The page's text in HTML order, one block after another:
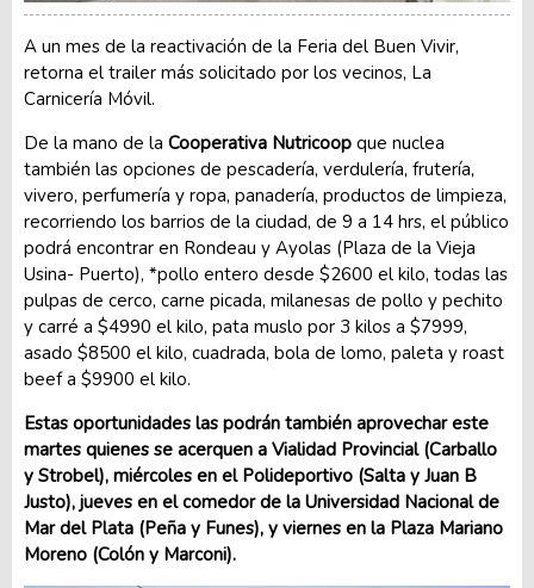
A un mes de la reactivación de la Feria del Buen Vivir,
retorna el trailer más solicitado por los vecinos, La
Carnicería Móvil.
De la mano de la Cooperativa Nutricoop que nuclea
también las opciones de pescadería, verdulería, frutería,
vivero, perfumería y ropa, panadería, productos de limpieza,
recorriendo los barrios de la ciudad, de 9 a 14 hrs, el público
podrá encontrar en Rondeau y Ayolas (Plaza de la Vieja
Usina- Puerto), *pollo entero desde $2600 el kilo, todas las
pulpas de cerco, carne picada, milanesas de pollo y pechito
y carré a $4990 el kilo, pata muslo por 3 kilos a $7999,
asado $8500 el kilo, cuadrada, bola de lomo, paleta y roast
beef a $9900 el kilo.
Estas oportunidades las podrán también aprovechar este
martes quienes se acerquen a Vialidad Provincial (Carballo
y Strobel), miércoles en el Polideportivo (Salta y Juan B
Justo), jueves en el comedor de la Universidad Nacional de
Mar del Plata (Peña y Funes), y viernes en la Plaza Mariano
Moreno (Colón y Marconi).